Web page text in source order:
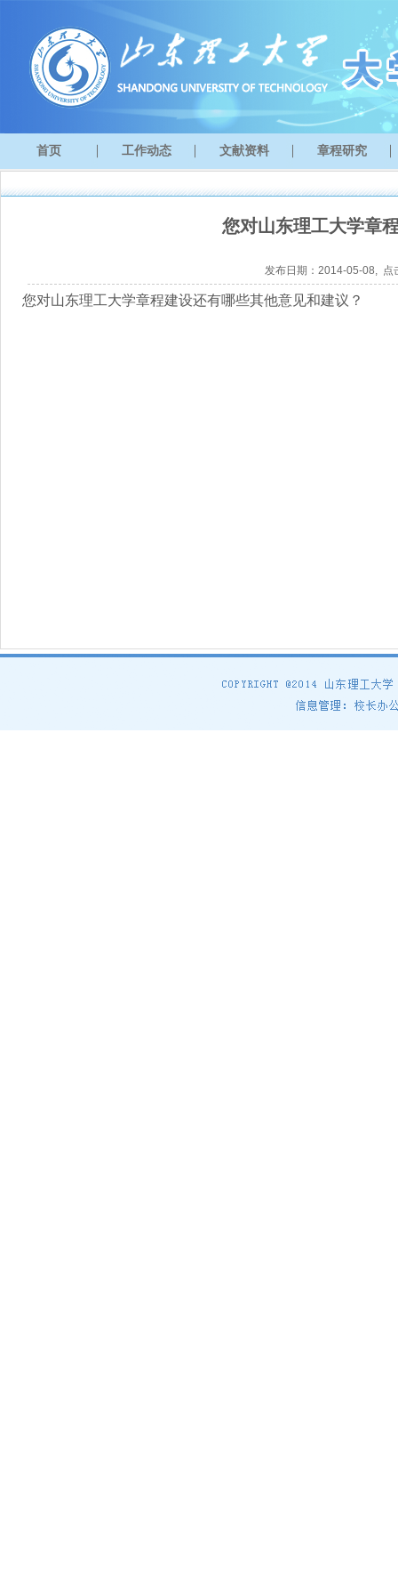
首页 工作动态 文献资料 章程研究
您对山东理工大学章
发布日期：2014-05-08, 点
您对山东理工大学章程建设还有哪些其他意见和建议？